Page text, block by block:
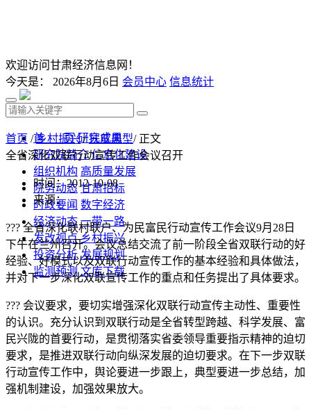
欢迎访问甘肃经济信息网！
今天是： 2026年8月6日 会员中心 信息统计
首 页 研究成果
研究院简介 信息化建设
组织机构 高质量发展
院务动态 甘肃招标
时政要闻 数字经济
经济动态 一带一路
发改视点 乡村振兴
投资分析 发展规划
监测预测 文库下载
首页 /乡村振兴/扶贫典型/ 正文
全省深化双联行动宣传工作会议召开
时间：2012-10-08
来源：
??? 全省深化联村联户、为民富民行动宣传工作会议9月28日
下午在兰州召开。会议总结交流了前一阶段全省双联行动的好
经验、好模式以及双联行动宣传工作的基本经验和具体做法，
并对下一步深化双联宣传工作的重点和任务提出了具体要求。
??? 会议要求，要切实增强深化双联行动宣传主动性、重要性
的认识。充分认识到双联行动是全省转型跨越、科学发展、富
民兴陇的首要行动，是贯彻落实省委领导重要指示精神的迫切
要求，是推进双联行动向纵深发展的迫切要求。在下一步双联
行动宣传工作中，舆论要进一步跟上，典型要进一步总结，加
强机制建设，加强效果放大。